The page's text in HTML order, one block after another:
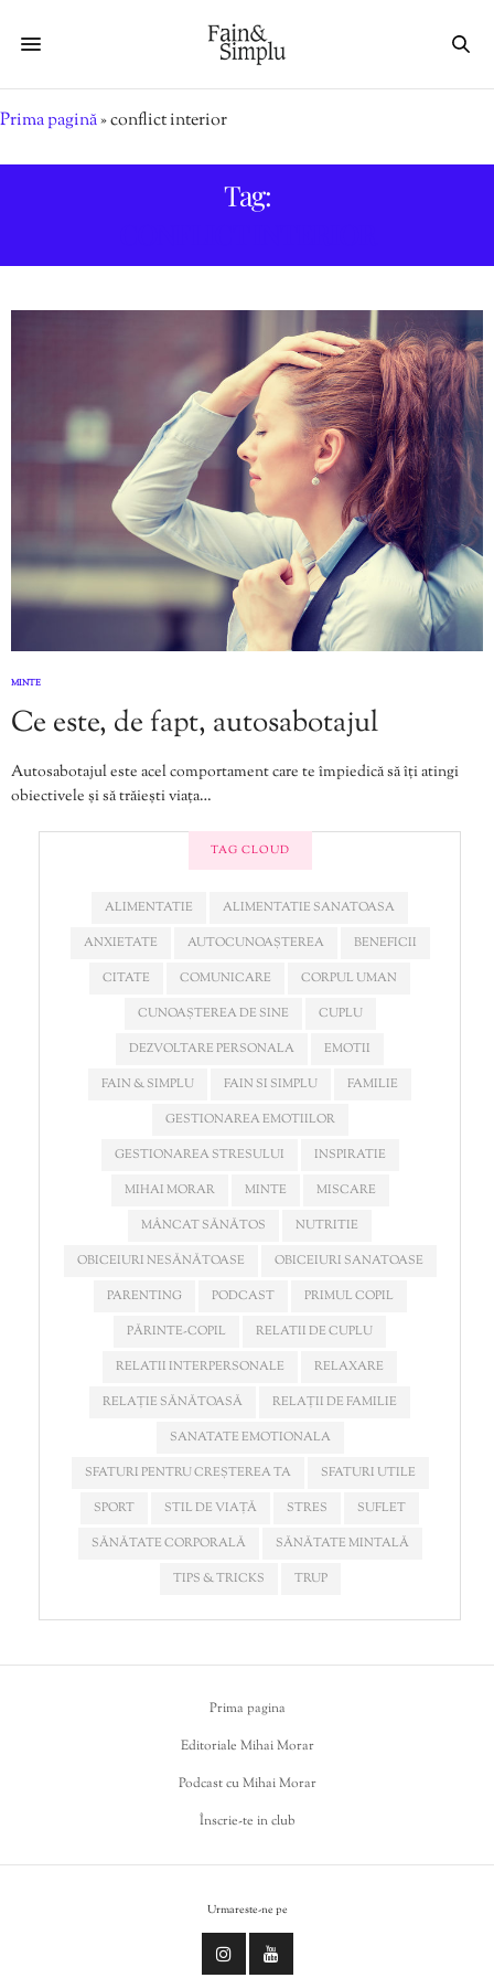
Prima pagină»conflict interior
Tag:
MINTE
Ce este, de fapt, autosabotajul
Autosabotajul este acel comportament care te împiedică să îți atingi
obiectivele și să trăiești viața…
TAG CLOUD
ALIMENTATIE
ALIMENTATIE SANATOASA
ANXIETATE
AUTOCUNOAȘTEREA
BENEFICII
CITATE
COMUNICARE
CORPUL UMAN
CUNOAȘTEREA DE SINE
CUPLU
DEZVOLTARE PERSONALA
EMOTII
FAIN & SIMPLU
FAIN SI SIMPLU
FAMILIE
GESTIONAREA EMOTIILOR
GESTIONAREA STRESULUI
INSPIRATIE
MIHAI MORAR
MINTE
MISCARE
MÂNCAT SĂNĂTOS
NUTRITIE
OBICEIURI NESĂNĂTOASE
OBICEIURI SANATOASE
PARENTING
PODCAST
PRIMUL COPIL
PĂRINTE-COPIL
RELATII DE CUPLU
RELATII INTERPERSONALE
RELAXARE
RELAȚIE SĂNĂTOASĂ
RELAȚII DE FAMILIE
SANATATE EMOTIONALA
SFATURI PENTRU CREȘTEREA TA
SFATURI UTILE
SPORT
STIL DE VIAȚĂ STRES
SUFLET
SĂNĂTATE CORPORALĂ
SĂNĂTATE MINTALĂ
TIPS & TRICKS
TRUP
Prima pagina
Editoriale Mihai Morar
Podcast cu Mihai Morar
Înscrie-te in club
Urmareste-ne pe